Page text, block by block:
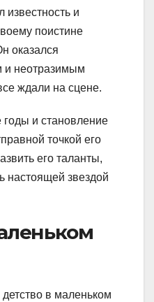
известность и
поистине
оказался
и неотразимым
ждали на сцене.
и становление
точкой его
его таланты,
настоящей звездой
в маленьком